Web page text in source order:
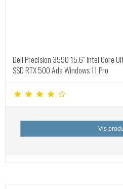
Dell Precision 3590 15.6" Intel Core
SSD RTX 500 Ada Windows 11 Pro
Vis